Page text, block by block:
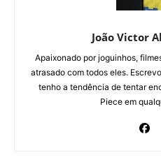
João Victor
Apaixonado por joguinhos,
atrasado com todos eles.
tenho a tendência de tentar
Piece em